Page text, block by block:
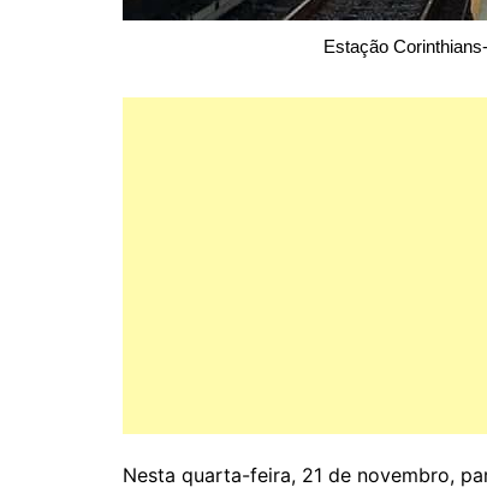
Estação
Nesta quarta-feira, 21 de novembro,